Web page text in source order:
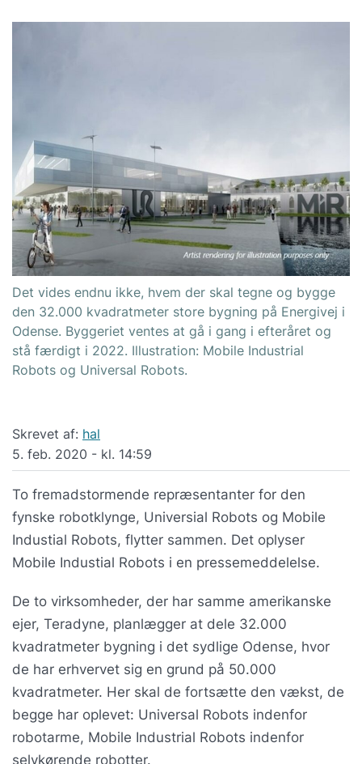
Det vides endnu ikke, hvem der skal tegne og bygge
den 32.000 kvadratmeter store bygning på Energivej i
Odense. Byggeriet ventes at gå i gang i efteråret og
stå færdigt i 2022. Illustration: Mobile Industrial
Robots og Universal Robots.
Skrevet af: hal
5. feb. 2020 - kl. 14:59
To fremadstormende repræsentanter for den
fynske robotklynge, Universial Robots og Mobile
Industial Robots, flytter sammen. Det oplyser
Mobile Industial Robots i en pressemeddelelse.
De to virksomheder, der har samme amerikanske
ejer, Teradyne, planlægger at dele 32.000
kvadratmeter bygning i det sydlige Odense, hvor
de har erhvervet sig en grund på 50.000
kvadratmeter. Her skal de fortsætte den vækst, de
begge har oplevet: Universal Robots indenfor
robotarme, Mobile Industrial Robots indenfor
selvkørende robotter.